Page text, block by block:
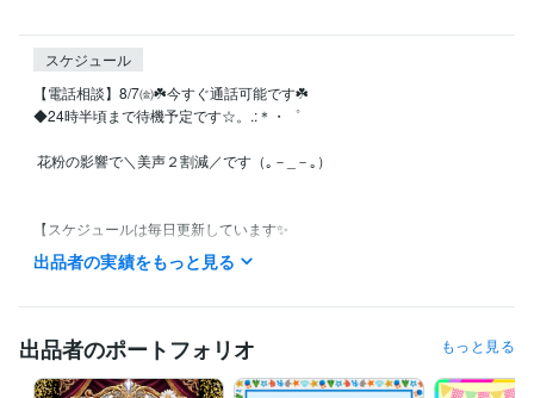
スケジュール
【電話相談】8/7㈮☘️今すぐ通話可能です☘️
◆24時半頃まで待機予定です☆。.:＊・゜
【スケジュールは毎日更新しています✨️
  DMでお気軽にお声がけくださいꕤ︎︎·͜·】
⭐️ご希望の方DMください✨️
◆開始時間のご相談を♪
出品者の実績をもっと見る
出品者のポートフォリオ もっと見る